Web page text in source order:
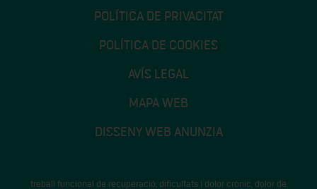
POLÍTICA DE PRIVACITAT
POLÍTICA DE COOKIES
AVÍS LEGAL
MAPA WEB
DISSENY WEB ANUNZIA
treball funcional de recuperació, dificultats i dolor crònic, dolor de